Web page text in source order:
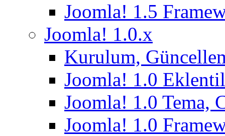
Joomla! 1.5
Joomla! 1.0.x
Kurulum,
Joomla! 1.0
Joomla! 1.0 Tema,
Joomla! 1.0